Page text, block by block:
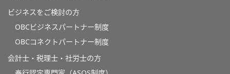
ビジネスをご検討の方
OBCビジネスパートナー制度
OBCコネクトパートナー制度
会計士・税理士・社労士の方